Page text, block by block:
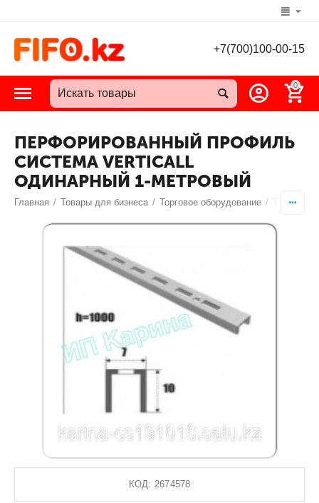
+7(700)100-00-15
0
ПЕРФОРИРОВАННЫЙ ПРОФИЛЬ
СИСТЕМА VERTICALL
ОДИНАРНЫЙ 1-МЕТРОВЫЙ
Главная / Товары для бизнеса / Торговое оборудование / Торговый
КОД: 2674578